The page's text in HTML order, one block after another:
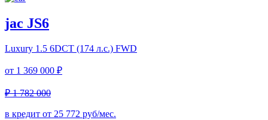
jac JS6
Luxury 1.5 6DCT (174 л.с.) FWD
от 1 369 000 ₽
₽ 1 782 000
в кредит от 25 772 руб/мес.